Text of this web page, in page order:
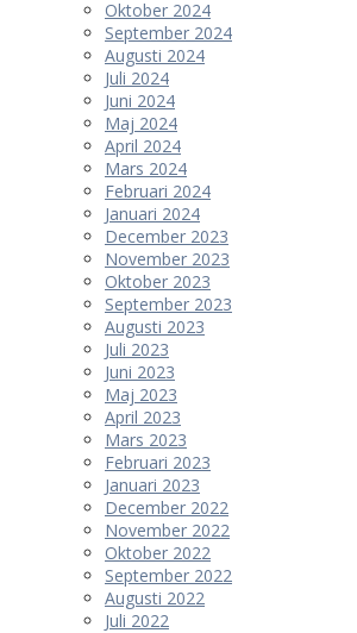
Oktober 2024
September 2024
Augusti 2024
Juli 2024
Juni 2024
Maj 2024
April 2024
Mars 2024
Februari 2024
Januari 2024
December 2023
November 2023
Oktober 2023
September 2023
Augusti 2023
Juli 2023
Juni 2023
Maj 2023
April 2023
Mars 2023
Februari 2023
Januari 2023
December 2022
November 2022
Oktober 2022
September 2022
Augusti 2022
Juli 2022